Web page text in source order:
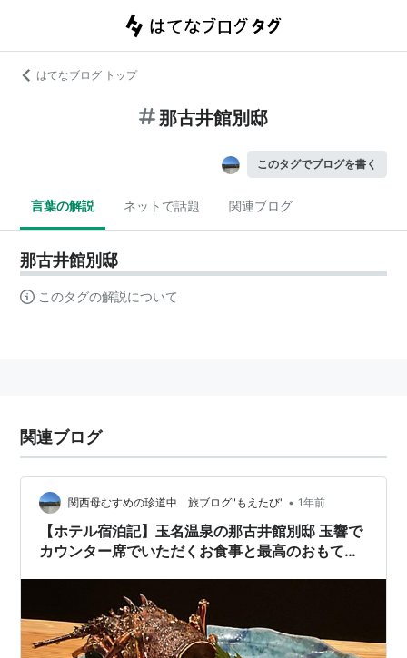
はてなブログ トップ
那古井館別邸
このタグでブログを書く
言葉の解説 ネットで話題 関連ブログ
那古井館別邸
このタグの解説について
関連ブログ
関西母むすめの珍道中 旅ブログ"もえたび" • 1年前
【ホテル宿泊記】玉名温泉の那古井館別邸 玉響で
カウンター席でいただくお食事と最高のおもてな